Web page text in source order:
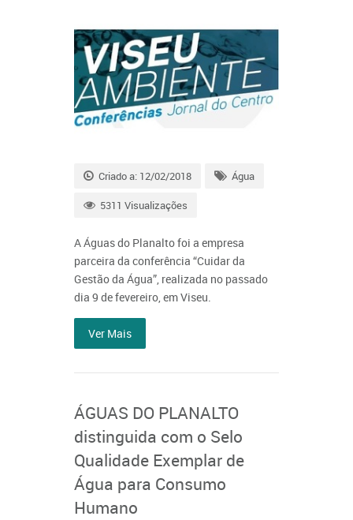
Criado a: 12/02/2018 Água
5311 Visualizações
A Águas do Planalto foi a empresa
parceira da conferência “Cuidar da
Gestão da Água”, realizada no passado
dia 9 de fevereiro, em Viseu.
Ver Mais
ÁGUAS DO PLANALTO
distinguida com o Selo
Qualidade Exemplar de
Água para Consumo
Humano